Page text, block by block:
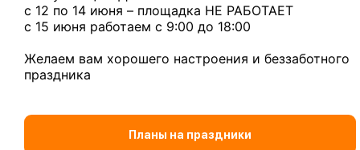
с 12 по 14 июня – площадка НЕ РАБОТАЕТ
c 15 июня работаем с 9:00 до 18:00
Желаем вам хорошего настроения и беззаботного
праздника
Планы на праздники